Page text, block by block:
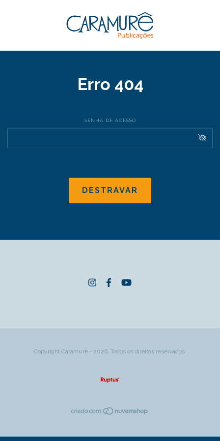
Erro 404
SENHA DE ACESSO
Copyright Caramurê - 2026. Todos os direitos reservados.